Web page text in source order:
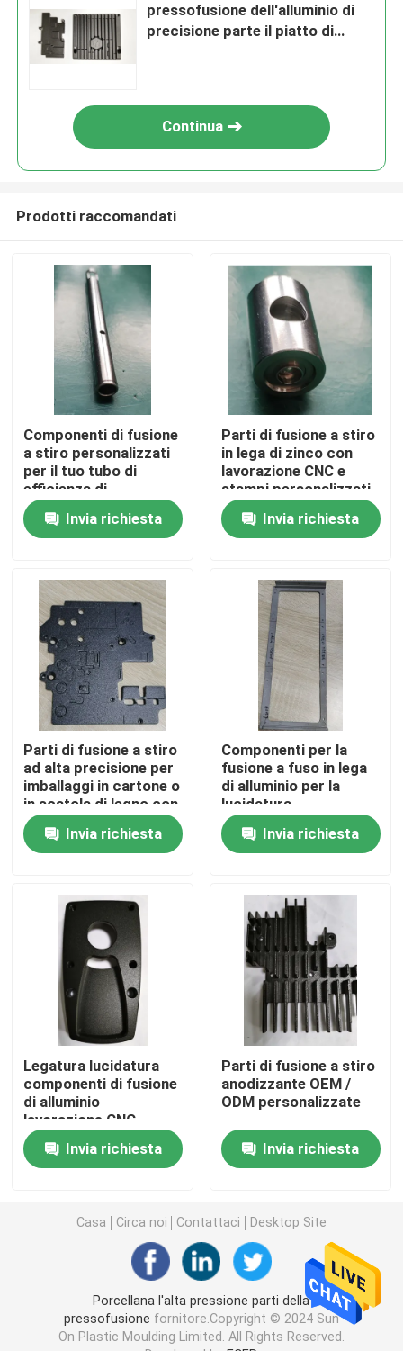
Chi siamo
Contatti
Prodotti
Video
parti stampate ad iniezione
parti modellate di plastica
Stampaggio ad iniezione di precisione
Le parti della pressofusione
La muffa della pressofusione
Parti in gomma siliconica
Stampaggio ad iniezione del silicone
Parti di telecomunicazione
Parti mediche di plastica dello stampaggio ad
Parti dell'elettrodomestico
Pezzi di ricambio elettronici
pressofusione dell'alluminio di
precisione parte il piatto di
Continua
Prodotti raccomandati
Componenti di fusione
a stiro personalizzati
per il tuo tubo di
efficienza di
produzione
Invia richiesta
Parti di fusione a stiro
in lega di zinco con
lavorazione CNC e
stampi personalizzati
Invia richiesta
Parti di fusione a stiro
ad alta precisione per
imballaggi in cartone o
in scatola di legno con
superficie anodizzata
Invia richiesta
Componenti per la
fusione a fuso in lega
di alluminio per la
lucidatura
personalizzata della
superficie anodizzata
Invia richiesta
Legatura lucidatura
componenti di fusione
di alluminio
lavorazione CNC
Invia richiesta
Parti di fusione a stiro
anodizzante OEM /
ODM personalizzate
Invia richiesta
Casa Circa noi Contattaci Desktop Site
Porcellana l'alta pressione parti della
pressofusione fornitore.Copyright © 2024 Sun
On Plastic Moulding Limited. All Rights Reserved.